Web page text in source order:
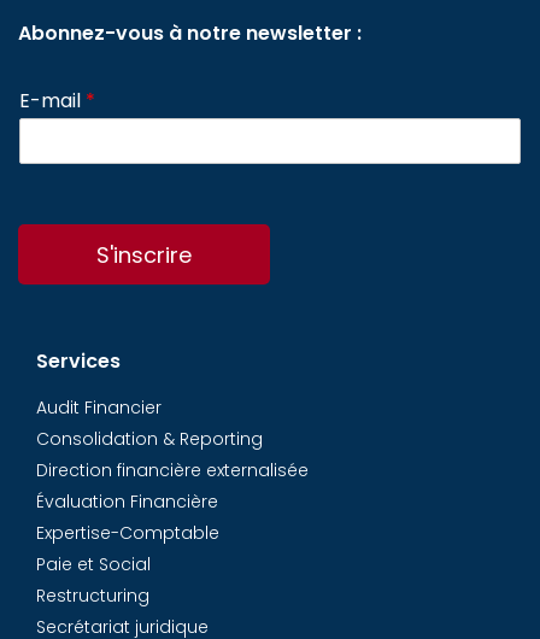
Abonnez-vous à notre newsletter :
E-mail *
S'inscrire
Services
Audit Financier
Consolidation & Reporting
Direction financière externalisée
Évaluation Financière
Expertise-Comptable
Paie et Social
Restructuring
Secrétariat juridique